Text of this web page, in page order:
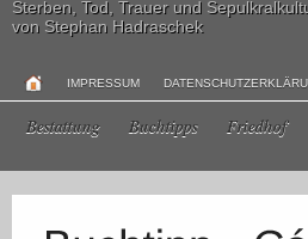
Sterben, Tod, Trauer und
von Stephan Hadraschek
IMPRESSUM
Bestattung Buchtipps Friedhof